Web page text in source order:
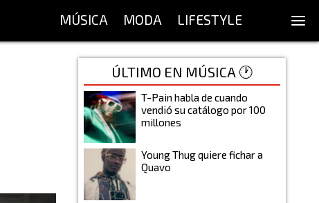
MÚSICA MODA LIFESTYLE
ÚLTIMO EN MÚSICA 🕐
T-Pain habla de cuando
vendió su catálogo por 100
millones
Young Thug quiere fichar a
Quavo